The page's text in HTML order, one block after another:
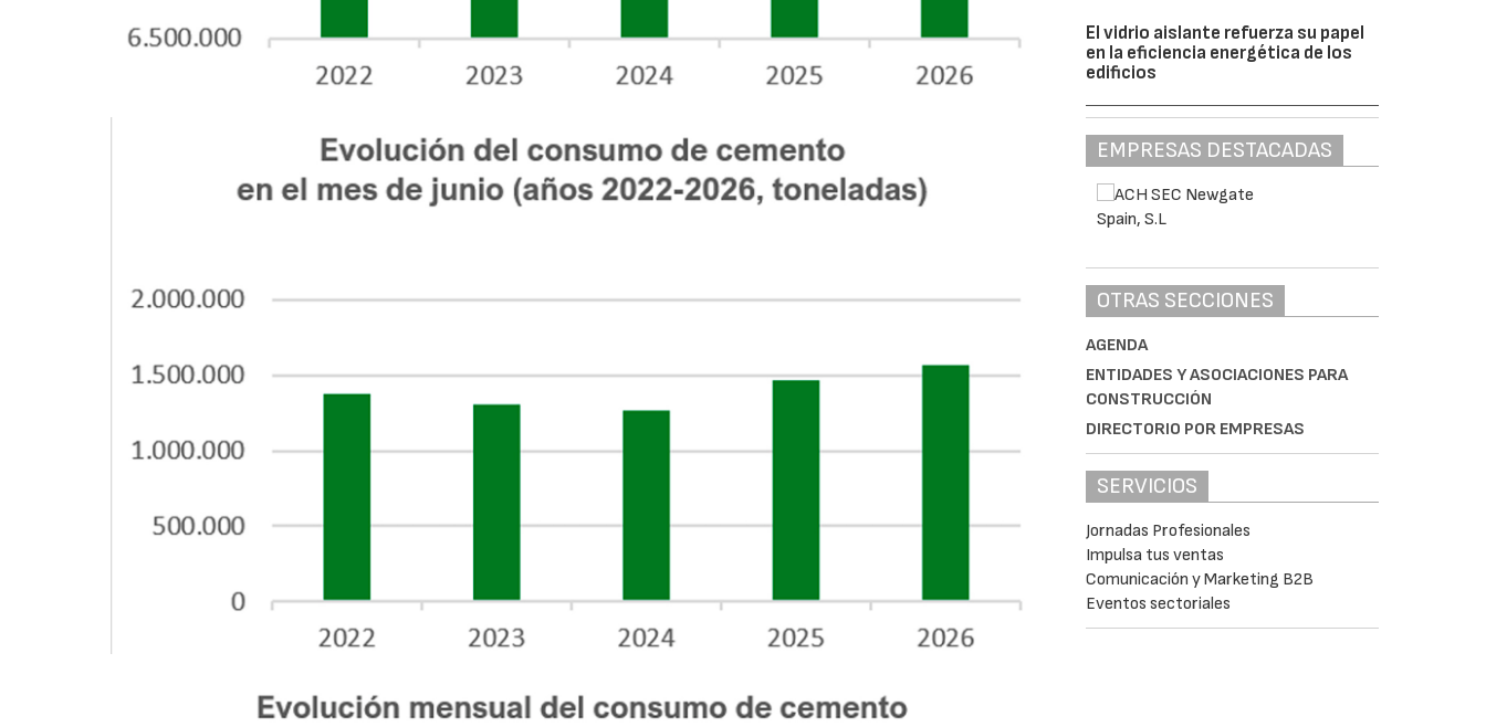
El vidrio aislante refuerza su papel
en la eficiencia energética de los
edificios
EMPRESAS DESTACADAS
OTRAS SECCIONES
AGENDA
ENTIDADES Y ASOCIACIONES PARA
CONSTRUCCIÓN
DIRECTORIO POR EMPRESAS
SERVICIOS
Jornadas Profesionales
Impulsa tus ventas
Comunicación y Marketing B2B
Eventos sectoriales